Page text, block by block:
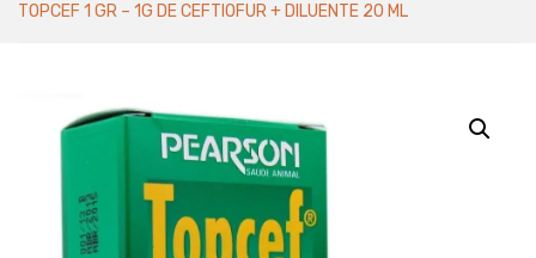
TOPCEF 1 GR – 1G DE CEFTIOFUR + DILUENTE 20 ML